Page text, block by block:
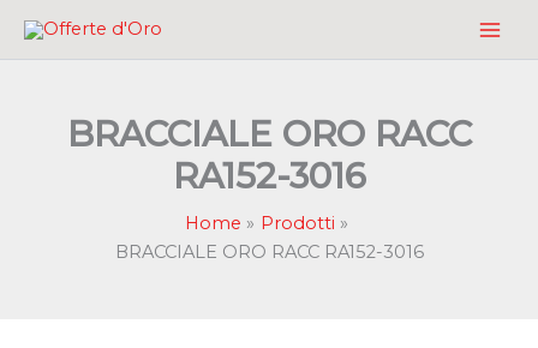
BRACCIALE ORO RACC
RA152-3016
Home
Prodotti
BRACCIALE ORO RACC RA152-3016